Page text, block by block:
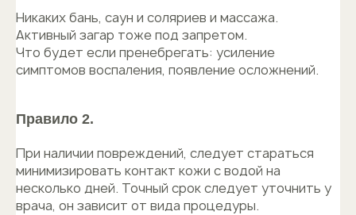
Никаких бань, саун и соляриев и массажа.
Активный загар тоже под запретом.
Что будет если пренебрегать: усиление
симптомов воспаления, появление осложнений.
Правило 2.
При наличии повреждений, следует стараться
минимизировать контакт кожи с водой на
несколько дней. Точный срок следует уточнить у
врача, он зависит от вида процедуры.